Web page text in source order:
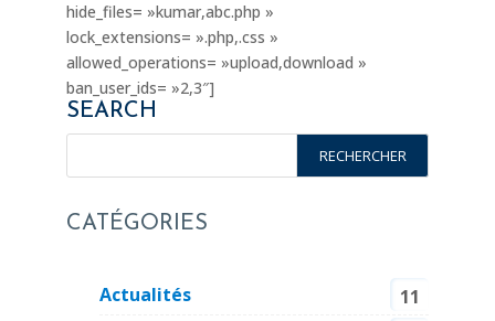
hide_files= »kumar,abc.php »
lock_extensions= ».php,.css »
allowed_operations= »upload,download »
ban_user_ids= »2,3″]
SEARCH
CATÉGORIES
Actualités
11